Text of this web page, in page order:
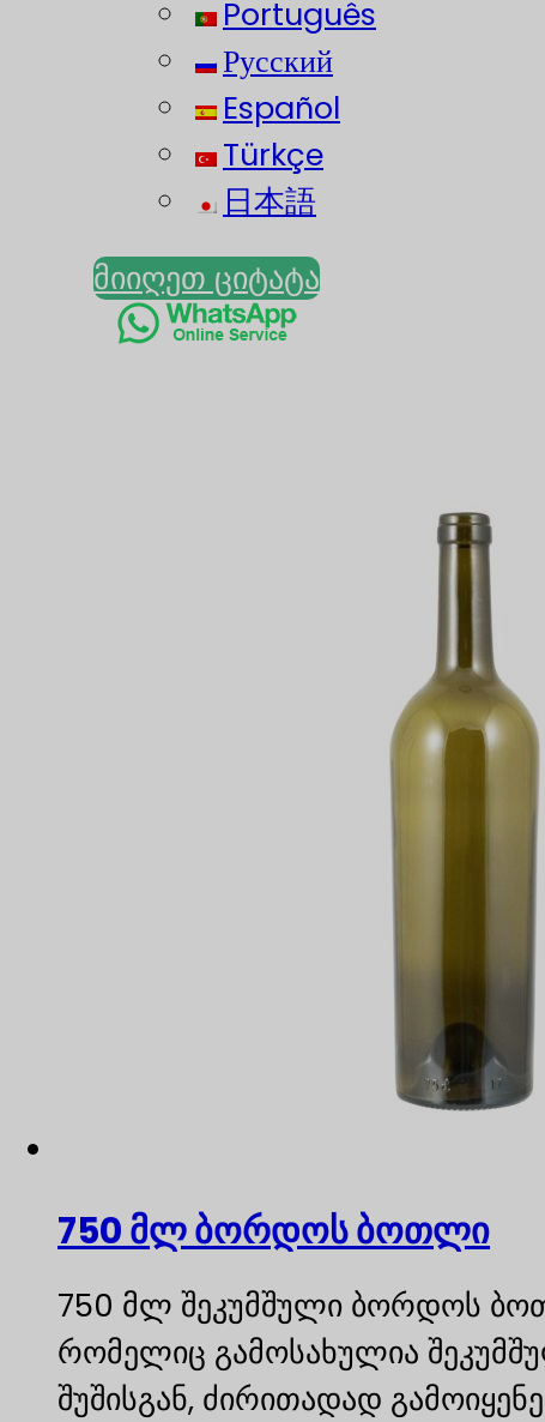
Português
Русский
Español
Türkçe
日本語
მიიღეთ ციტატა
750 მლ ბორდოს ბოთლი
750 მლ შეკუმშული ბორდოს
რომელიც გამოსახულია
შუშისგან, ძირითადად